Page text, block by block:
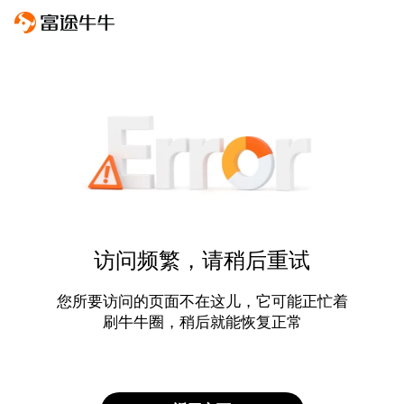
访问频繁，请稍后重试
您所要访问的页面不在这儿，它可能正忙着
刷牛牛圈，稍后就能恢复正常